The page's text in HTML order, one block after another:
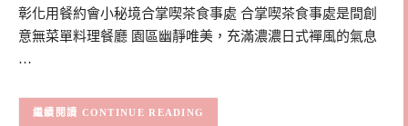
彰化用餐約會小秘境合掌喫茶食事處 合掌喫茶食事處是間創
意無菜單料理餐廳 園區幽靜唯美，充滿濃濃日式襌風的氣息
…
CONTINUE READING